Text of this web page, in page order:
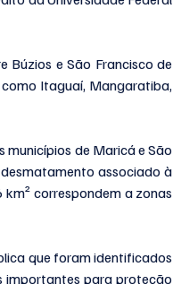
Búzios e São Francisco de
Itaguaí, Mangaratiba,
municípios de Maricá e São
associado à
correspondem a zonas
que foram identificados
importantes para proteção